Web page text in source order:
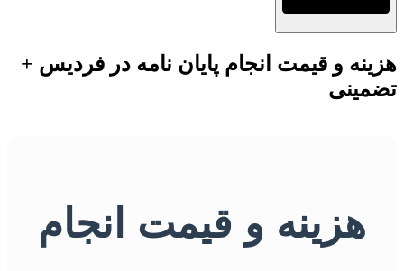
هزینه و قیمت انجام پایان نامه در فردیس +
تضمینی
هزینه و قیمت انجام